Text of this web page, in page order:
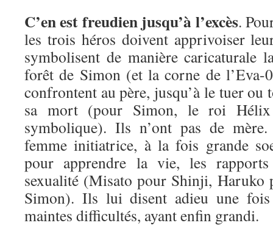
C’en est freudien jusqu’à l’excès.
les trois héros doivent apprivoiser
symbolisent de manière caricaturale
forêt de Simon (et la corne de
confrontent au père, jusqu’à le tuer ou
sa mort (pour Simon, le roi
symbolique). Ils n’ont pas de
femme initiatrice, à la fois grande
pour apprendre la vie, les
sexualité (Misato pour Shinji, Haruko
Simon). Ils lui disent adieu une
maintes difficultés, ayant enfin grandi.